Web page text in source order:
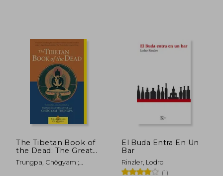
5%
dcto.
The Tibetan Book of
the Dead: The Great
Liberation Through
Hearing in the Bardo
Trungpa, Chögyam ;
El Buda Entra En Un
Bar
Rinzler, Lodro
(1)